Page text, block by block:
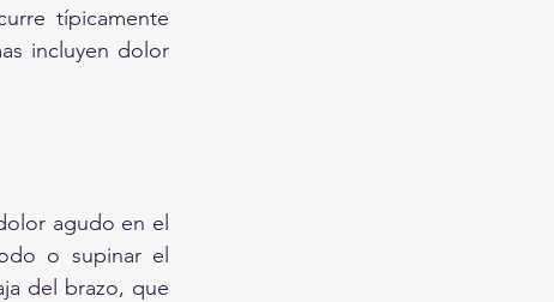
típicamente
incluyen dolor
agudo en el
o supinar el
del brazo, que